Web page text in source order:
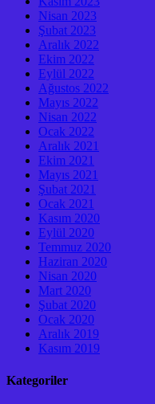
Nisan 2023
Şubat 2023
Aralık 2022
Ekim 2022
Eylül 2022
Ağustos 2022
Mayıs 2022
Nisan 2022
Ocak 2022
Aralık 2021
Ekim 2021
Mayıs 2021
Şubat 2021
Ocak 2021
Kasım 2020
Eylül 2020
Temmuz 2020
Haziran 2020
Nisan 2020
Mart 2020
Şubat 2020
Ocak 2020
Aralık 2019
Kasım 2019
Kategoriler